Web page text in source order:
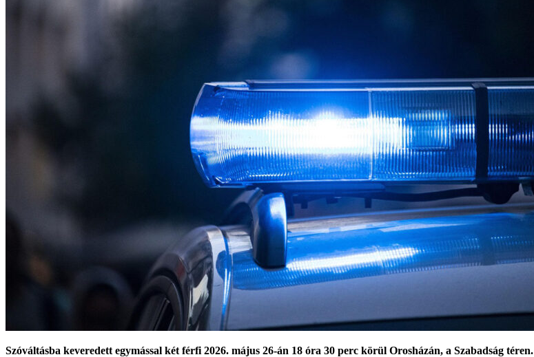
Szóváltásba keveredett egymással két férfi 2026. május 26-án 18 óra 30 perc körül Orosházán, a Szabadság téren.